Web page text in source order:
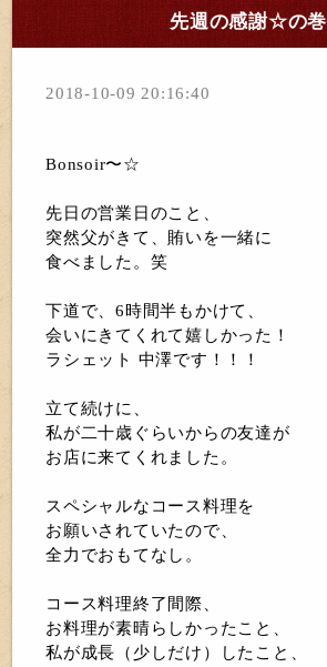
先週の感謝☆の巻
2018-10-09 20:16:40
Bonsoir〜☆
先日の営業日のこと、
突然父がきて、賄いを一緒に
食べました。笑
下道で、6時間半もかけて、
会いにきてくれて嬉しかった！
ラシェット 中澤です！！！
立て続けに、
私が二十歳ぐらいからの友達が
お店に来てくれました。
スペシャルなコース料理を
お願いされていたので、
全力でおもてなし。
コース料理終了間際、
お料理が素晴らしかったこと、
私が成長（少しだけ）したこと、